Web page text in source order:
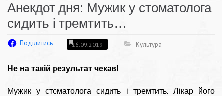
Анекдот дня: Мужик у стоматолога
сидить і тремтить…
Поділитись 16.09.2019 Культура
Не на такій результат чекав!
Мужик у стоматолога сидить і тремтить. Лікар його